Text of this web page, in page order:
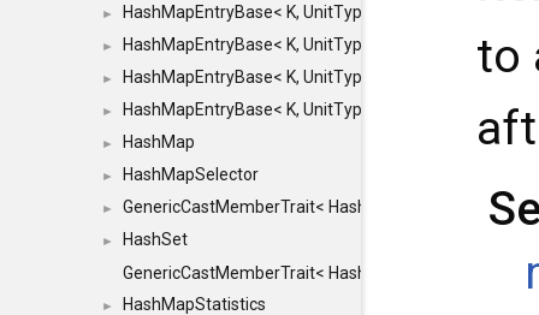
► HashMapEntryBase< K, UnitType, ENTRY_HANDLER,
► HashMapEntryBase< K, UnitType, ENTRY_HANDLER,
► HashMapEntryBase< K, UnitType, ENTRY_HANDLER,
► HashMapEntryBase< K, UnitType, ENTRY_HANDLER,
► HashMap
► HashMapSelector
► GenericCastMemberTrait< HashMap< K_TO, V_TO >,
►
HashSet
GenericCastMemberTrait< HashSet< TO >, HashSet<
► HashMapStatistics
to